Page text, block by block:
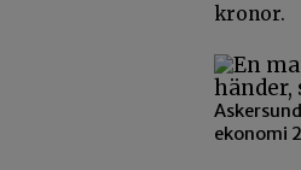
kronor.
ekonomi